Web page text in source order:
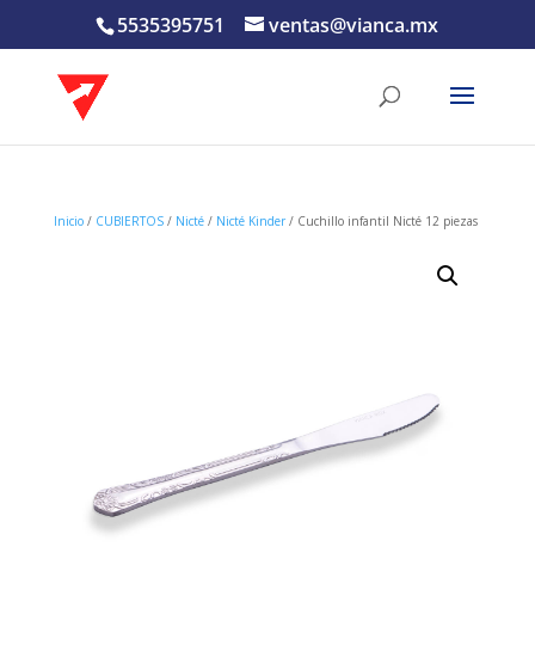
5535395751 ventas@vianca.mx
Inicio/ CUBIERTOS/ Nicté/ Nicté Kinder/ Cuchillo infantil Nicté 12 piezas